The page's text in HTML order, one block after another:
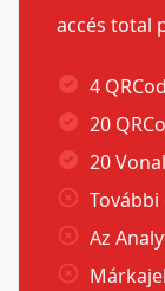
accés total
4
20
20
Az